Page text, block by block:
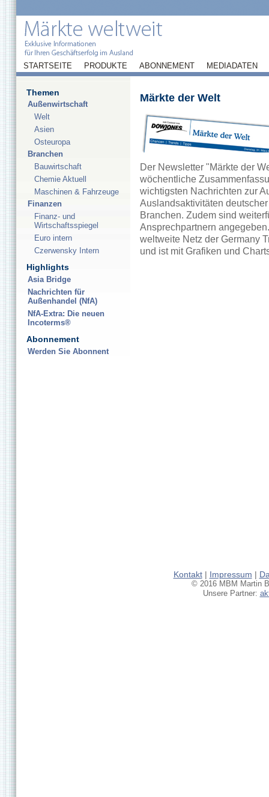
STARTSEITE PRODUKTE ABONNEMENT MEDIADATEN
Themen
Außenwirtschaft
Welt
Asien
Osteuropa
Branchen
Bauwirtschaft
Chemie Aktuell
Maschinen & Fahrzeuge
Finanzen
Finanz- und
Wirtschaftsspiegel
Euro intern
Czerwensky Intern
Highlights
Asia Bridge
Nachrichten für
Außenhandel (NfA)
NfA-Extra: Die neuen
Incoterms®
Abonnement
Werden Sie Abonnent
Märkte der Welt
Der Newsletter "Märkte der
wöchentliche
wichtigsten Nachrichten zur
Auslandsaktivitäten
Branchen. Zudem sind
Ansprechpartnern
weltweite Netz der Germany
und ist mit Grafiken und
Kontakt| Impressum |
© 2016 MBM Martin
Unsere Partner: